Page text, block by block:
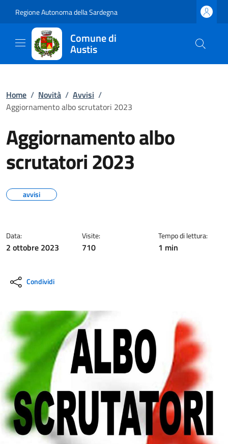
Regione Autonoma della Sardegna
Comune di
Austis
Home / Novità / Avvisi /
Aggiornamento albo scrutatori 2023
Aggiornamento albo
scrutatori 2023
avvisi
Data:
2 ottobre 2023
Visite:
710
Tempo di lettura:
1 min
Condividi